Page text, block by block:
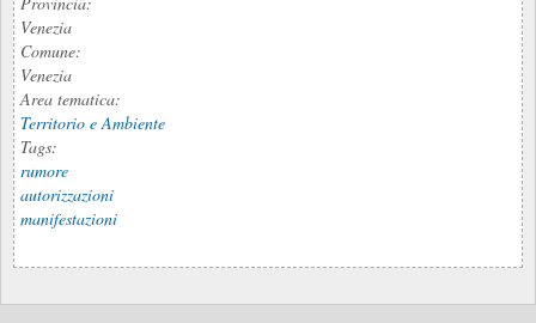
Venezia
Comune:
Venezia
Area tematica:
Territorio e Ambiente
Tags:
rumore
autorizzazioni
manifestazioni